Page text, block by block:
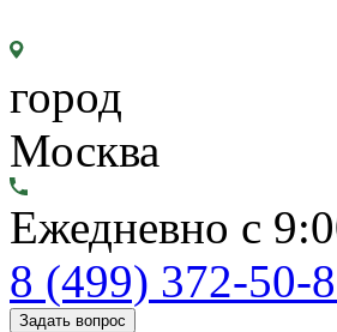
город
Москва
Ежедневно с
8 (499) 372-50-
Задать вопрос